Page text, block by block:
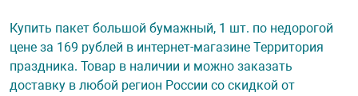
Купить пакет большой бумажный, 1 шт. по недорогой
цене за 169 рублей в интернет-магазине Территория
праздника. Товар в наличии и можно заказать
доставку в любой регион России со скидкой от